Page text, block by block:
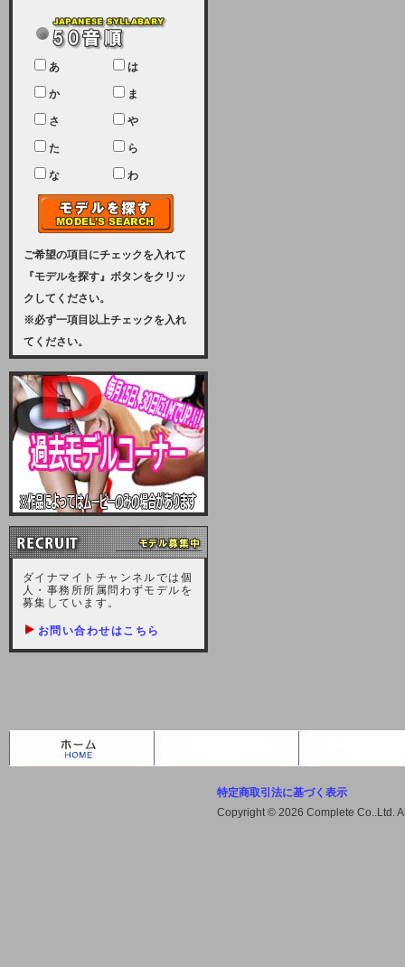
キャシュでの決済は可能ですので、
宜しくお願い致します。
2024-02-23 (金)
【クレジットカード決済について】
只今、クレジットカード会社の都合
により決済ができない状況です。
ユーザー様には、大変ご迷惑をおか
けいたしまして申し訳ございませ
ん。
2023-08-31 (木)
【サーバーメンテナンス実施のお知
らせ】
2023年 9月10日（日曜日）午前8：
サーバーメンテナンスを実施いたし
ます。その為、アクセスはできませ
ますが、ご理解の程を宜しくお願い
致します。
2022-09-01 (木)
【サーバーメンテナンスのお知ら
せ】
9月10日（土曜日）AM6：00から
AM8：00（予定）サーバーメンテ
ナンスを致します。ご迷惑をおかけ
しますが、宜しくお願い致します。
2021-10-22 (金)
2021/10/7に起きました地震によ
不安定な状況もあります。会員様に
は、ご不便をお掛けしますが宜しく
あ は
か ま
さ や
た ら
な わ
ご希望の項目にチェックを入れて
『モデルを探す』ボタンをクリッ
クしてください。
※必ず一項目以上チェックを入れ
てください。
ダイナマイトチャンネルでは個
人・事務所所属問わずモデルを
募集しています。
お問い合わせはこちら
特定商取引法に基づく表示
Copyright © 2026 Complete Co..Ltd.